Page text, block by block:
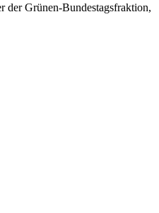
der Grünen-Bundestagsfraktion,